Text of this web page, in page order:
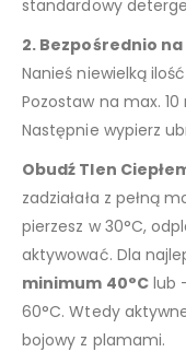
standardowy
2. Bezpośrednio
Nanieś niewielką
Pozostaw na max.
Następnie wypierz
Obudź Tlen
zadziałała z pełną
pierzesz w 30°C,
aktywować. Dla
minimum 40°Club
60°C. Wtedy
bojowy z plamami.